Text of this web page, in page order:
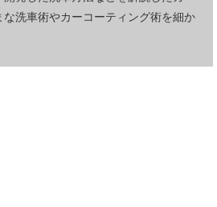
洗車術やカーコーティング術を細か